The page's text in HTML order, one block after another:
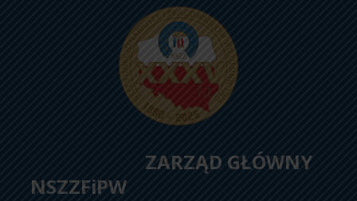
ZARZĄD GŁÓWNY
NSZZFiPW